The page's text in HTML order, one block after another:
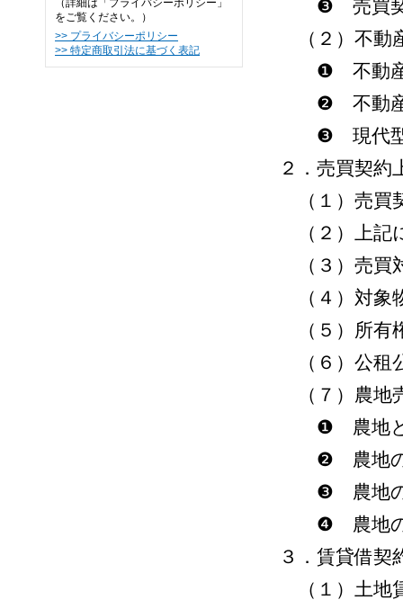
（詳細は「プライバシーポリシー」
をご覧ください。）
>> プライバシーポリシー
>> 特定商取引法に基づく表記
❸ 売買契約
（２）不動
❶ 不動産
❷ 不動産
❸ 現代型不
２．売買契約
（１）売買
（２）上記
（３）売買
（４）対象
（５）所有
（６）公租
（７）農地
❶ 農地
❷ 農地の
❸ 農地の
❹ 農地の転
３．賃貸借契
（１）土地